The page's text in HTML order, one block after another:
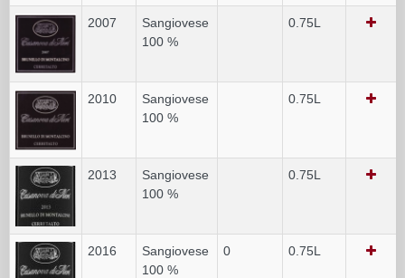
2007
Sangiovese
100 %
0.75L
2010
Sangiovese
100 %
0.75L
2013
Sangiovese
100 %
0.75L
2016
Sangiovese
100 %
0 0.75L